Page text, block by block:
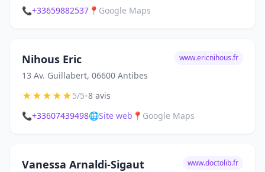
📞+33659882537 📍 Google Maps
Nihous Eric
13 Av. Guillabert, 06600 Antibes
www.ericnihous.fr
★★★★★5/5•8 avis
📞+33607439498🌐Site web 📍 Google Maps
Vanessa Arnaldi-Sigaut www.doctolib.fr